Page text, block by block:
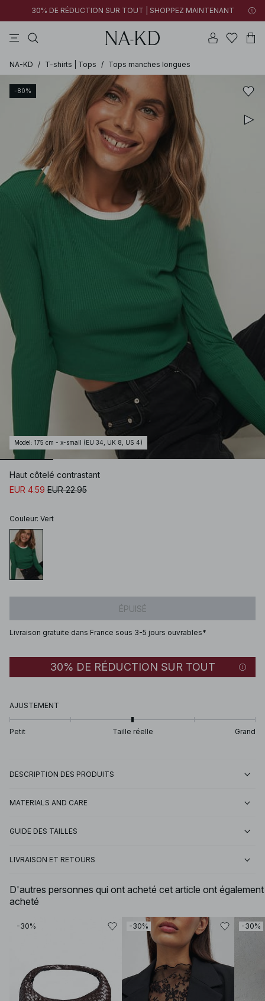
30% DE RÉDUCTION SUR TOUT | SHOPPEZ MAINTENANT
NA-KD / T-shirts | Tops / Tops manches longues
-80%
Model : 175 cm - x-small (EU 34, UK 8, US 4)
Haut côtelé contrastant
EUR 4.59 EUR 22.95
Couleur: Vert
ÉPUISÉ
Livraison gratuite dans France sous 3-5 jours ouvrables*
30% DE RÉDUCTION SUR TOUT
AJUSTEMENT
Petit Taille réelle Grand
DESCRIPTION DES PRODUITS
MATERIALS AND CARE
GUIDE DES TAILLES
LIVRAISON ET RETOURS
D'autres personnes qui ont acheté cet article ont également
acheté
-30% -30% -30%